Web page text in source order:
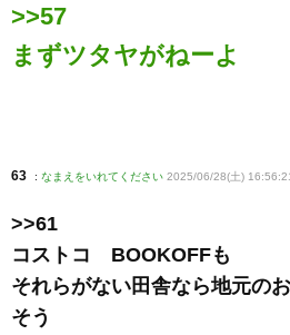
>>57
まずツタヤがねーよ
63 : なまえをいれてください 2025/06/28(土)
>>61
コストコ BOOKOFFも
それらがない田舎なら地元の
そう